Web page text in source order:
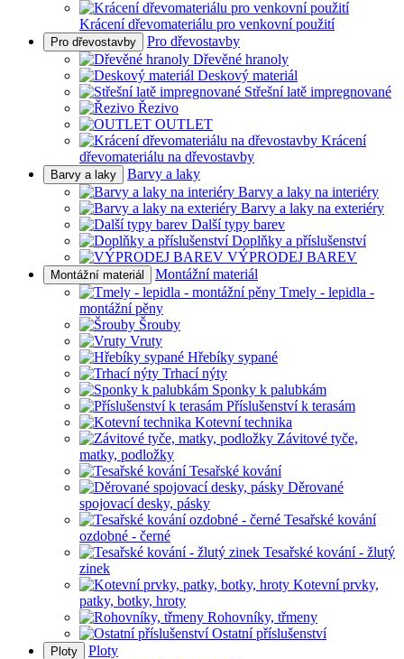
Krácení dřevomateriálu pro venkovní použití
Pro dřevostavby
Pro dřevostavby
Dřevěné hranoly
Deskový materiál
Střešní latě impregnované
Řezivo
OUTLET
Krácení
dřevomateriálu na dřevostavby
Barvy a laky
Barvy a laky
Barvy a laky na interiéry
Barvy a laky na exteriéry
Další typy barev
Doplňky a příslušenství
VÝPRODEJ BAREV
Montážní materiál
Montážní materiál
Tmely - lepidla -
montážní pěny
Šrouby
Vruty
Hřebíky sypané
Trhací nýty
Sponky k palubkám
Příslušenství k terasám
Kotevní technika
Závitové tyče,
matky, podložky
Tesařské kování
Děrované
spojovací desky, pásky
Tesařské kování
ozdobné - černé
Tesařské kování - žlutý
zinek
Kotevní prvky,
patky, botky, hroty
Rohovníky, třmeny
Ostatní příslušenství
Ploty
Ploty